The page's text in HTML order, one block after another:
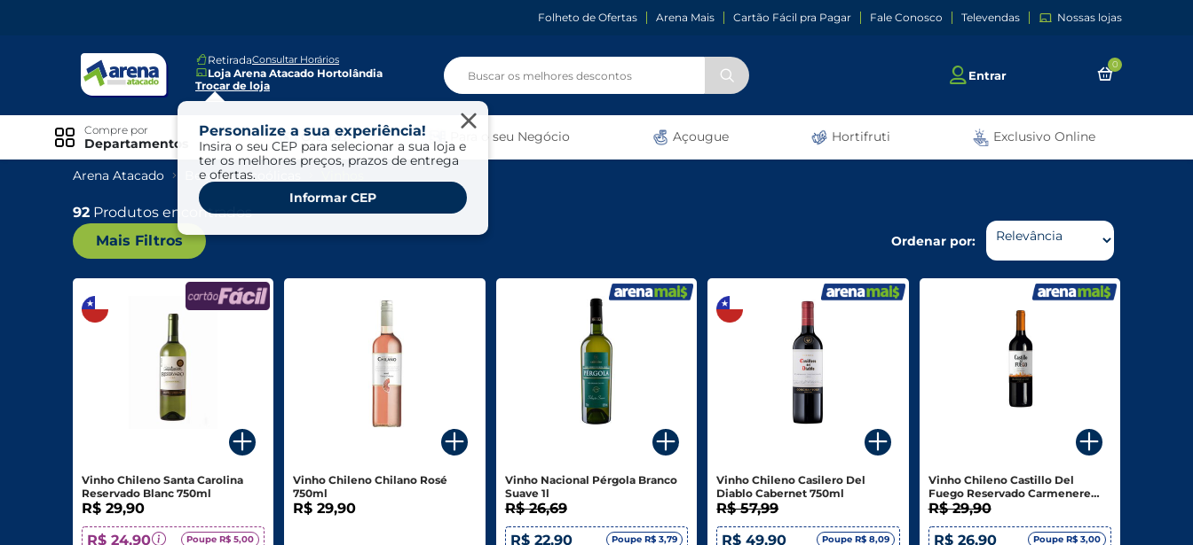
Folheto de Ofertas Arena Mais Cartão Fácil pra Pagar Fale Conosco Televendas Nossas lojas
RetiradaConsultar Horários
Loja Arena Atacado Hortolândia
Trocar de loja
Personalize a sua experiência!
Insira o seu CEP para selecionar a sua loja e
ter os melhores preços, prazos de entrega
e ofertas.
Informar CEP
Entrar
0
Ofertas Para o seu Negócio Açougue Hortifruti Exclusivo Online
Compre por
Departamentos
Especiais
Exclusivo Online
Ofertas
Ofertas Arena Mais
Ofertas Cartão Fácil pra Pagar
Mercearia
Bebidas
Arena Atacado Bebidas Alcoólicas
92 Produtos encontrados
Mais Filtros
Ordenar por:
Vinho Chileno Santa Carolina
Reservado Blanc 750ml
R$ 29,90
R$ 24,90
Poupe R$ 5,00
Vinho Chileno Chilano Rosé
750ml
R$ 29,90
Vinho Nacional Pérgola Branco
Suave 1l
R$ 26,69
R$ 22,90
Poupe R$ 3,79
Vinho Chileno Casilero Del
Diablo Cabernet 750ml
R$ 57,99
R$ 49,90
Poupe R$ 8,09
Vinho Chileno Castillo Del
Fuego Reservado Carmenere
750ml
R$ 29,90
R$ 26,90
Poupe R$ 3,00